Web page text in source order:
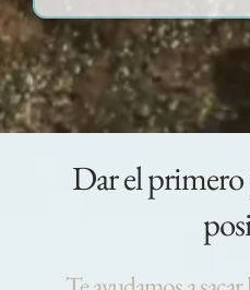
Dar el primero